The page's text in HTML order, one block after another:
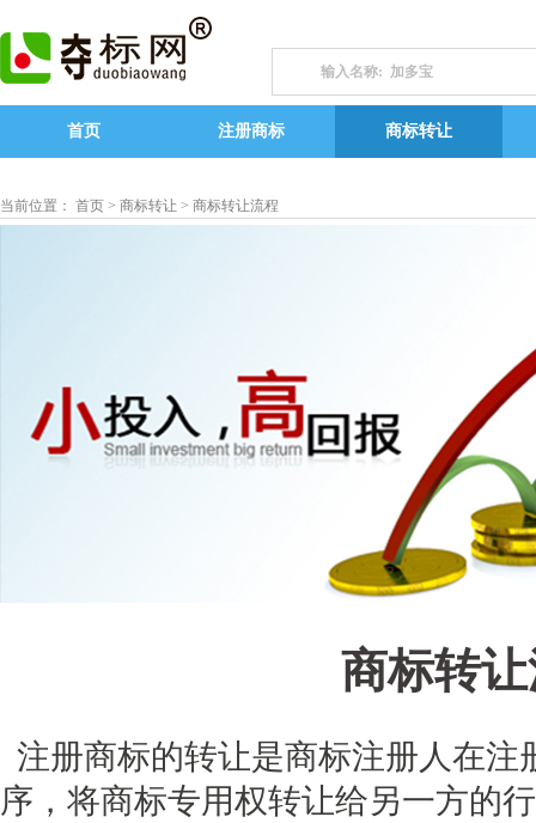
首页 注册商标 商标转让
当前位置： 首页 > 商标转让 > 商标转让流程
商标转
注册商标的转让是商标注册人在
序，将商标专用权转让给另一方的